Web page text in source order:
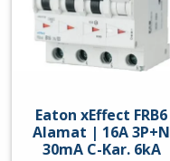
Eaton xEffect FRB6
Alamat | 16A 3P+N
30mA C-Kar. 6kA